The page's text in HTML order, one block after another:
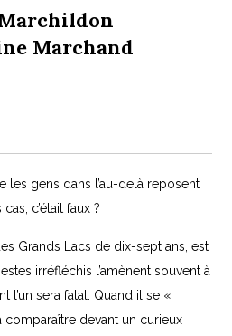
Marchand
gens dans l’au-delà reposent
c’était faux ?
Grands Lacs de dix-sept ans, est
irréfléchis l’amènent souvent à
l’un sera fatal. Quand il se «
devant un curieux